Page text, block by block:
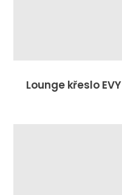
Lounge křeslo EVY